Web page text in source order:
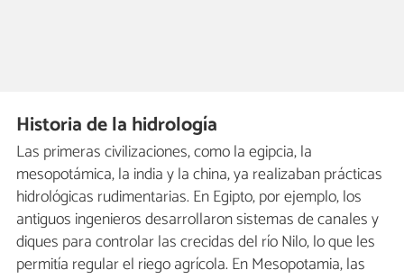
Historia de la hidrología
Las primeras civilizaciones, como la egipcia, la
mesopotámica, la india y la china, ya realizaban prácticas
hidrológicas rudimentarias. En Egipto, por ejemplo, los
antiguos ingenieros desarrollaron sistemas de canales y
diques para controlar las crecidas del río Nilo, lo que les
permitía regular el riego agrícola. En Mesopotamia, las